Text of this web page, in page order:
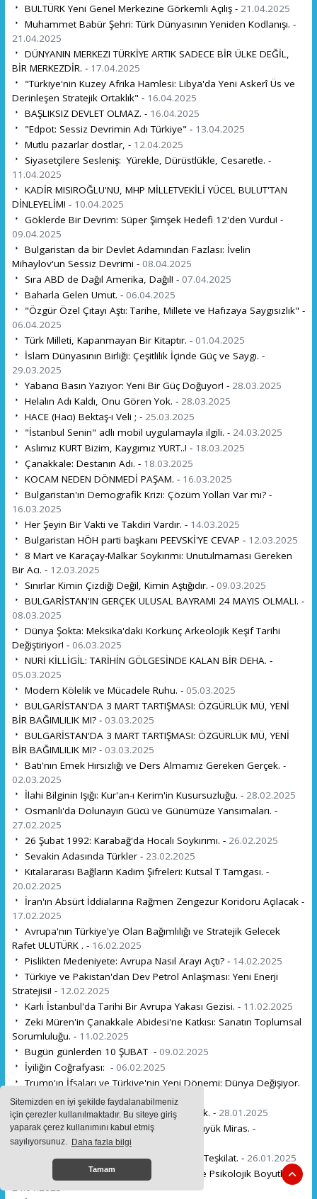
Sitemizden en iyi şekilde faydalanabilmeniz
için çerezler kullanılmaktadır. Bu siteye giriş
yaparak çerez kullanımını kabul etmiş
sayılıyorsunuz. Daha fazla bilgi
Tamam
BULTÜRK Yeni Genel Merkezine Görkemli Açılış - 21.04.2025
Muhammet Babür Şehri: Türk Dünyasının Yeniden Kodlanışı. -
21.04.2025
DÜNYANIN MERKEZI TÜRKİYE ARTIK SADECE BİR ÜLKE DEĞİL,
BİR MERKEZDİR. - 17.04.2025
"Türkiye'nin Kuzey Afrika Hamlesi: Libya'da Yeni Askerî Üs ve
Derinleşen Stratejik Ortaklık" - 16.04.2025
BAŞLIKSIZ DEVLET OLMAZ. - 16.04.2025
"Edpot: Sessiz Devrimin Adı Türkiye" - 13.04.2025
Mutlu pazarlar dostlar, - 12.04.2025
Siyasetçilere Sesleniş: Yürekle, Dürüstlükle, Cesaretle. -
11.04.2025
KADİR MISIROĞLU'NU, MHP MİLLETVEKİLİ YÜCEL BULUT'TAN
DİNLEYELİM! - 10.04.2025
Göklerde Bir Devrim: Süper Şimşek Hedefi 12'den Vurdu! -
09.04.2025
Bulgaristan da bir Devlet Adamından Fazlası: İvelin
Mihaylov'un Sessiz Devrimi - 08.04.2025
Sıra ABD de Dağıl Amerika, Dağıl! - 07.04.2025
Baharla Gelen Umut. - 06.04.2025
"Özgür Özel Çıtayı Aştı: Tarihe, Millete ve Hafızaya Saygısızlık" -
06.04.2025
Türk Milleti, Kapanmayan Bir Kitaptır. - 01.04.2025
İslam Dünyasının Birliği: Çeşitlilik İçinde Güç ve Saygı. -
29.03.2025
Yabancı Basın Yazıyor: Yeni Bir Güç Doğuyor! - 28.03.2025
Helalın Adı Kaldı, Onu Gören Yok. - 28.03.2025
HACE (Hacı) Bektaş-ı Veli ; - 25.03.2025
"İstanbul Senin" adlı mobil uygulamayla ilgili. - 24.03.2025
Aslımız KURT Bizim, Kaygımız YURT..! - 18.03.2025
Çanakkale: Destanın Adı. - 18.03.2025
KOCAM NEDEN DÖNMEDİ PAŞAM. - 16.03.2025
Bulgaristan'ın Demografik Krizi: Çözüm Yolları Var mı? -
16.03.2025
Her Şeyin Bir Vakti ve Takdiri Vardır. - 14.03.2025
Bulgaristan HÖH parti başkanı PEEVSKİ'YE CEVAP - 12.03.2025
8 Mart ve Karaçay-Malkar Soykırımı: Unutulmaması Gereken
Bir Acı. - 12.03.2025
Sınırlar Kimin Çizdiği Değil, Kimin Aştığıdır. - 09.03.2025
BULGARİSTAN'IN GERÇEK ULUSAL BAYRAMI 24 MAYIS OLMALI. -
08.03.2025
Dünya Şokta: Meksika'daki Korkunç Arkeolojik Keşif Tarihi
Değiştiriyor! - 06.03.2025
NURİ KİLLİGİL: TARİHİN GÖLGESİNDE KALAN BİR DEHA. -
05.03.2025
Modern Kölelik ve Mücadele Ruhu. - 05.03.2025
BULGARİSTAN'DA 3 MART TARTIŞMASI: ÖZGÜRLÜK MÜ, YENİ
BİR BAĞIMLILIK MI? - 03.03.2025
BULGARİSTAN'DA 3 MART TARTIŞMASI: ÖZGÜRLÜK MÜ, YENİ
BİR BAĞIMLILIK MI? - 03.03.2025
Batı'nın Emek Hırsızlığı ve Ders Almamız Gereken Gerçek. -
02.03.2025
İlahi Bilginin Işığı: Kur'an-ı Kerim'in Kusursuzluğu. - 28.02.2025
Osmanlı'da Dolunayın Gücü ve Günümüze Yansımaları. -
27.02.2025
26 Şubat 1992: Karabağ'da Hocalı Soykırımı. - 26.02.2025
Sevakin Adasında Türkler - 23.02.2025
Kıtalararası Bağların Kadim Şifreleri: Kutsal T Tamgası. -
20.02.2025
İran'ın Absürt İddialarına Rağmen Zengezur Koridoru Açılacak -
17.02.2025
Avrupa'nın Türkiye'ye Olan Bağımlılığı ve Stratejik Gelecek
Rafet ULUTÜRK . - 16.02.2025
Pislikten Medeniyete: Avrupa Nasıl Arayı Açtı? - 14.02.2025
Türkiye ve Pakistan'dan Dev Petrol Anlaşması: Yeni Enerji
Stratejisi! - 12.02.2025
Karlı İstanbul'da Tarihi Bir Avrupa Yakası Gezisi. - 11.02.2025
Zeki Müren'in Çanakkale Abidesi'ne Katkısı: Sanatın Toplumsal
Sorumluluğu. - 11.02.2025
Bugün günlerden 10 ŞUBAT - 09.02.2025
İyiliğin Coğrafyası: - 06.02.2025
Trump'ın İfşaları ve Türkiye'nin Yeni Dönemi: Dünya Değişiyor.
-30.01.2025
Divanü Lügati't-Türk'ü Dünyaya Anlatmak. - 28.01.2025
Vermeyi Öğretmek: Çocuklarımıza En Büyük Miras. -
27.01.2025
Türk Gençlerine İlham Veren Bir Hikâye: Teşkilat. - 26.01.2025
Yücelciler Teşkilatı: Bir Direnişin Sosyal ve Psikolojik Boyutları. -
24.01.2025